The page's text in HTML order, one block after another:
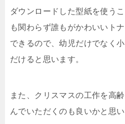
ダウンロードした型紙を使う
も関わらず誰もがかわいいト
できるので、幼児だけでなく
だけると思います。
また、クリスマスの工作を高
んでいただくのも良いかと思い